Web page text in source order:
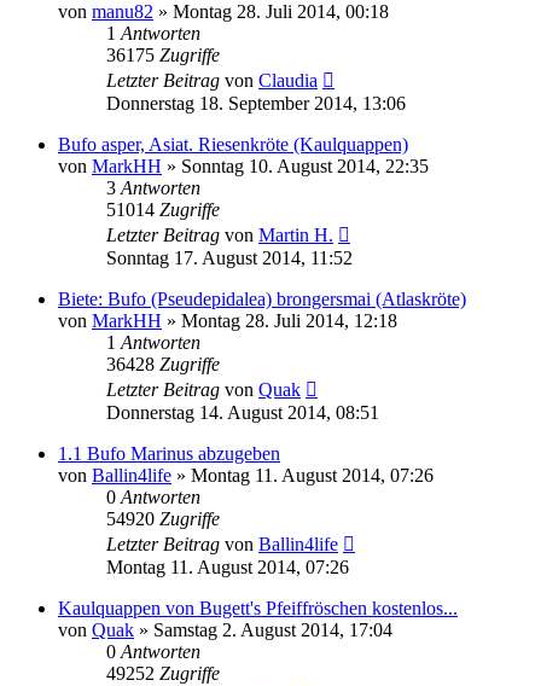
von manu82 » Montag 28. Juli 2014, 00:18
1 Antworten
36175 Zugriffe
Letzter Beitrag von Claudia
Donnerstag 18. September 2014, 13:06
Bufo asper, Asiat. Riesenkröte (Kaulquappen)
von MarkHH » Sonntag 10. August 2014, 22:35
3 Antworten
51014 Zugriffe
Letzter Beitrag von Martin H.
Sonntag 17. August 2014, 11:52
Biete: Bufo (Pseudepidalea) brongersmai (Atlaskröte)
von MarkHH » Montag 28. Juli 2014, 12:18
1 Antworten
36428 Zugriffe
Letzter Beitrag von Quak
Donnerstag 14. August 2014, 08:51
1.1 Bufo Marinus abzugeben
von Ballin4life » Montag 11. August 2014, 07:26
0 Antworten
54920 Zugriffe
Letzter Beitrag von Ballin4life
Montag 11. August 2014, 07:26
Kaulquappen von Bugett's Pfeiffröschen kostenlos...
von Quak » Samstag 2. August 2014, 17:04
0 Antworten
49252 Zugriffe